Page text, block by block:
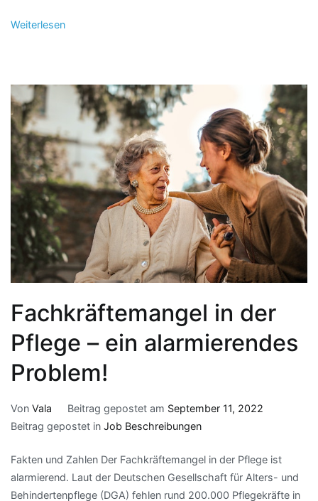
Weiterlesen
Fachkräftemangel in der
Pflege – ein alarmierendes
Problem!
Von Vala Beitrag gepostet am September 11, 2022
Beitrag gepostet in Job Beschreibungen
Fakten und Zahlen Der Fachkräftemangel in der Pflege ist
alarmierend. Laut der Deutschen Gesellschaft für Alters- und
Behindertenpflege (DGA) fehlen rund 200.000 Pflegekräfte in